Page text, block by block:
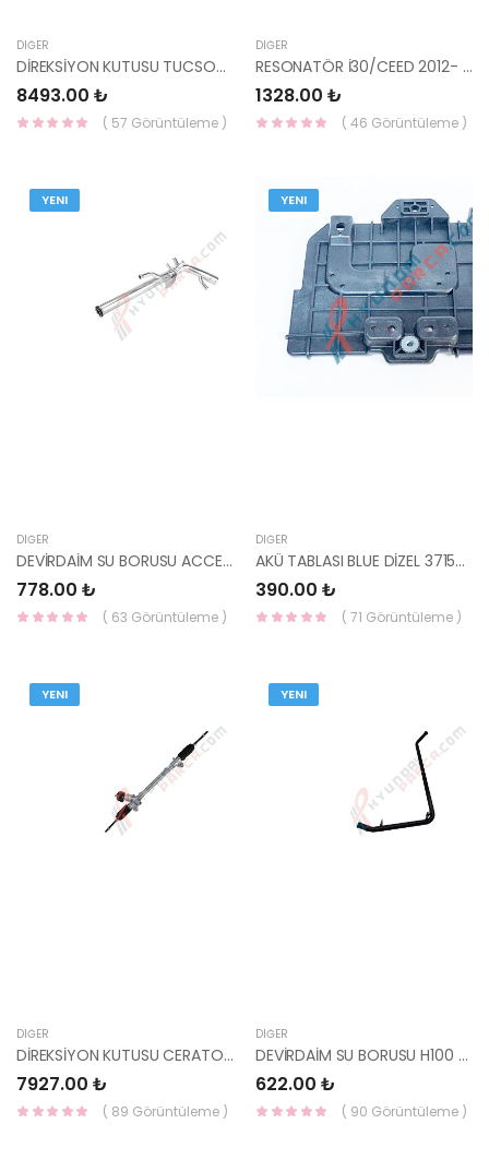
DIĞER
DİREKSİYON KUTUSU TUCSON / SPORTAGE 15- 4X4 56500-D7100-YS
8493.00 ₺
( 57 Görüntüleme )
DIĞER
RESONATÖR İ30/CEED 2012- DİZEL 28220-A5800-YS
1328.00 ₺
( 46 Görüntüleme )
YENI
DIĞER
DEVİRDAİM SU BORUSU ACCENT 95-00 25461-22024-YS
778.00 ₺
( 63 Görüntüleme )
YENI
DIĞER
AKÜ TABLASI BLUE DİZEL 37150-1R540-YS
390.00 ₺
( 71 Görüntüleme )
YENI
DIĞER
DİREKSİYON KUTUSU CERATO 2016- 56500-A7500-YS
7927.00 ₺
( 89 Görüntüleme )
YENI
DIĞER
DEVİRDAİM SU BORUSU H100 99-07 / KMY 97-01 25431-42870-YS
622.00 ₺
( 90 Görüntüleme )